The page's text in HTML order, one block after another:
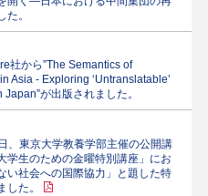
た。
社から”The Semantics of
Asia - Exploring ‘Untranslatable’
Japan”が出版されました。
、東京大学教養学部主催の公開講
学生のための金曜特別講座」にお
い社会への国際協力」と題した特
した。